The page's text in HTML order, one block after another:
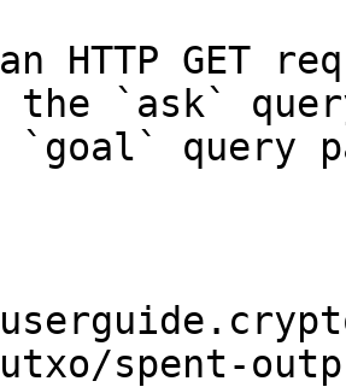
HTTP GET
the `ask`
query
spent-